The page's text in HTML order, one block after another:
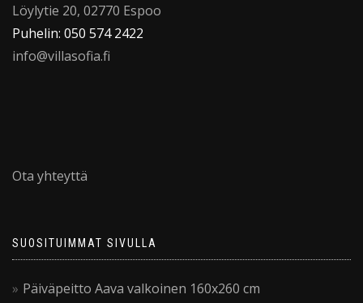
Löylytie 20, 02770 Espoo
Puhelin: 050 574 2422
info@villasofia.fi
Ota yhteyttä
SUOSITUIMMAT SIVULLA
Päiväpeitto Aava valkoinen 160x260 cm